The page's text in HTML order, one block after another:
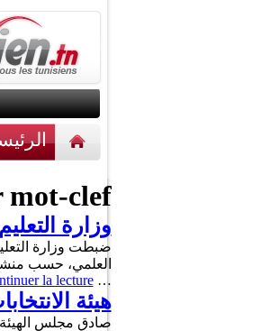
أخبار مختلفة
clef :
وزارة التعليم
العلمي، حسب
…
la lecture
هيئة
صادق مجلس الهيئة